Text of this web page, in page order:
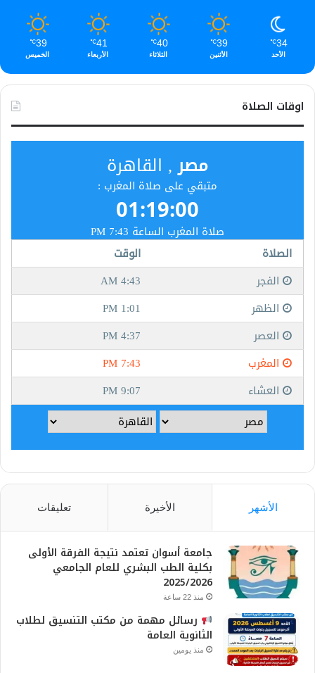
34
℃
الأحد
39
℃
الأثنين
40
℃
الثلاثاء
41
℃
الأربعاء
39
℃
الخميس
اوقات الصلاة
الأشهر الأخيرة تعليقات
جامعة أسوان تعتمد نتيجة الفرقة الأولى
بكلية الطب البشري للعام الجامعي
2025/2026
منذ 22 ساعة
رسائل مهمة من مكتب التنسيق لطلاب
الثانوية العامة
منذ يومين